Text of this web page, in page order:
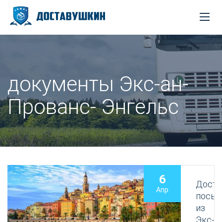
документы Экс-ан-
Прованс- Энгельс
6
Апр
из
Экс-